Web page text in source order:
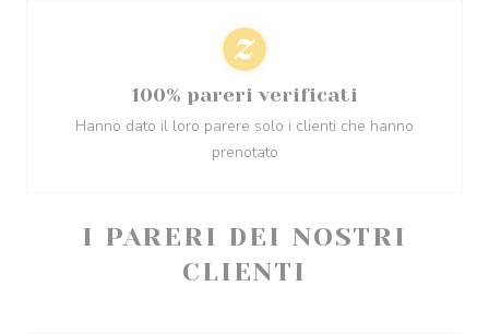
I PARERI DEI NOSTRI
CLIENTI
100% pareri verificati
Hanno dato il loro parere solo i clienti che hanno
prenotato